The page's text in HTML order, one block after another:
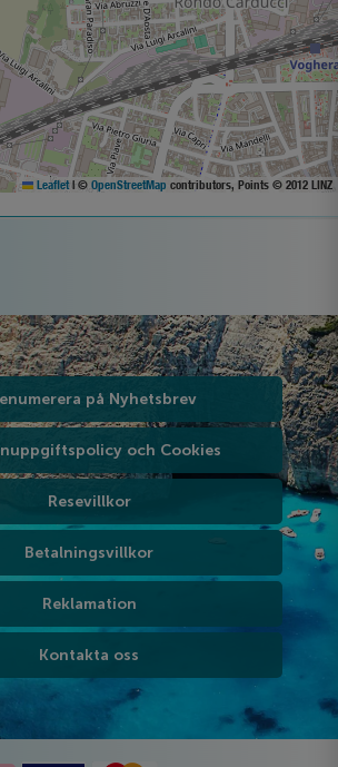
Leaflet | © OpenStreetMap contributors, Points © 2012 LINZ
på Nyhetsbrev
och Cookies
Resevillkor
Betalningsvillkor
Reklamation
Kontakta oss